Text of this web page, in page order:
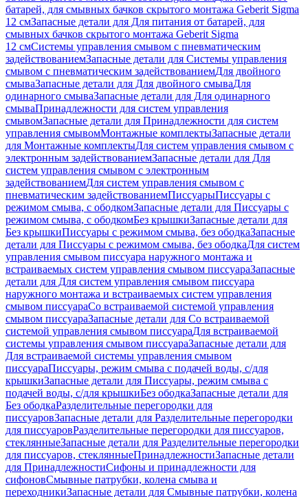
батарей, для смывных бачков скрытого монтажа Geberit Sigma
12 смЗапасные детали для Для питания от батарей, для
смывных бачков скрытого монтажа Geberit Sigma
12 смСистемы управления смывом с пневматическим
задействованиемЗапасные детали для Системы управления
смывом с пневматическим задействованиемДля двойного
смываЗапасные детали для Для двойного смываДля
одинарного смываЗапасные детали для Для одинарного
смываПринадлежности для систем управления
смывомЗапасные детали для Принадлежности для систем
управления смывомМонтажные комплектыЗапасные детали
для Монтажные комплектыДля систем управления смывом с
электронным задействованиемЗапасные детали для Для
систем управления смывом с электронным
задействованиемДля систем управления смывом с
пневматическим задействованиемПиссуарыПиссуары с
режимом смыва, с ободкомЗапасные детали для Писсуары с
режимом смыва, с ободкомБез крышкиЗапасные детали для
Без крышкиПиссуары с режимом смыва, без ободкаЗапасные
детали для Писсуары с режимом смыва, без ободкаДля систем
управления смывом писсуара наружного монтажа и
встраиваемых систем управления смывом писсуараЗапасные
детали для Для систем управления смывом писсуара
наружного монтажа и встраиваемых систем управления
смывом писсуараСо встраиваемой системой управления
смывом писсуараЗапасные детали для Со встраиваемой
системой управления смывом писсуараДля встраиваемой
системы управления смывом писсуараЗапасные детали для
Для встраиваемой системы управления смывом
писсуараПиссуары, режим смыва с подачей воды, с/для
крышкиЗапасные детали для Писсуары, режим смыва с
подачей воды, с/для крышкиБез ободкаЗапасные детали для
Без ободкаРазделительные перегородки для
писсуаровЗапасные детали для Разделительные перегородки
для писсуаровРазделительные перегородки для писсуаров,
стеклянныеЗапасные детали для Разделительные перегородки
для писсуаров, стеклянныеПринадлежностиЗапасные детали
для ПринадлежностиСифоны и принадлежности для
сифоновСмывные патрубки, колена смыва и
переходникиЗапасные детали для Смывные патрубки, колена